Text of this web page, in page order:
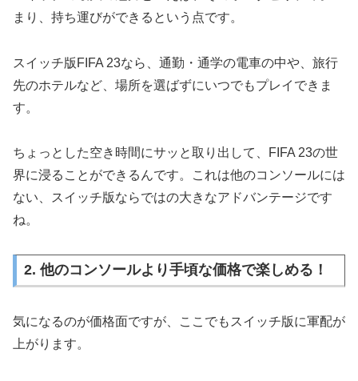
まり、持ち運びができるという点です。
スイッチ版FIFA 23なら、通勤・通学の電車の中や、旅行
先のホテルなど、場所を選ばずにいつでもプレイできま
す。
ちょっとした空き時間にサッと取り出して、FIFA 23の世
界に浸ることができるんです。これは他のコンソールには
ない、スイッチ版ならではの大きなアドバンテージです
ね。
2. 他のコンソールより手頃な価格で楽しめる！
気になるのが価格面ですが、ここでもスイッチ版に軍配が
上がります。